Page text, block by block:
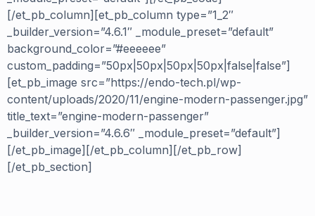
[/et_pb_column][et_pb_column type=”1_2″
_builder_version=”4.6.1″ _module_preset=”default”
background_color=”#eeeeee”
custom_padding=”50px|50px|50px|50px|false|false”]
[et_pb_image src=”https://endo-tech.pl/wp-
content/uploads/2020/11/engine-modern-passenger.jpg”
title_text=”engine-modern-passenger”
_builder_version=”4.6.6″ _module_preset=”default”]
[/et_pb_image][/et_pb_column][/et_pb_row]
[/et_pb_section]